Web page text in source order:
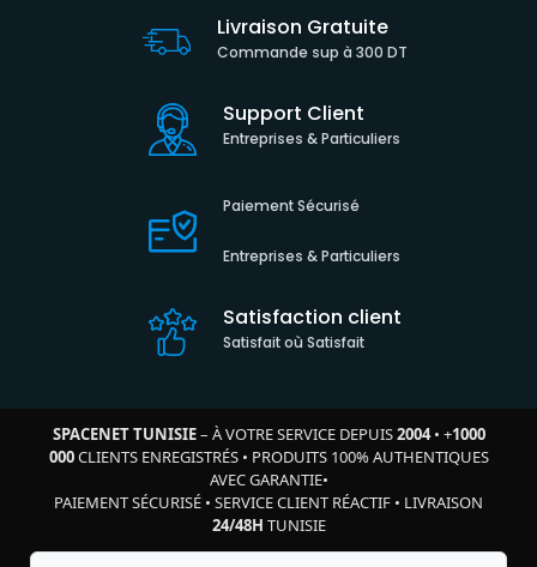
Livraison Gratuite
Commande sup à 300 DT
Support Client
Entreprises & Particuliers
Paiement Sécurisé
Entreprises & Particuliers
Satisfaction client
Satisfait où Satisfait
SPACENET TUNISIE– À VOTRE SERVICE DEPUIS2004• +1000
000CLIENTS ENREGISTRÉS• PRODUITS 100% AUTHENTIQUES
AVEC GARANTIE•
PAIEMENT SÉCURISÉ • SERVICE CLIENT RÉACTIF • LIVRAISON
24/48H TUNISIE